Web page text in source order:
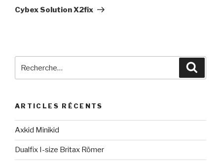
suivant
Cybex Solution X2fix
pour
ARTICLES RÉCENTS
Axkid Minikid
Dualfix I-size Britax Römer